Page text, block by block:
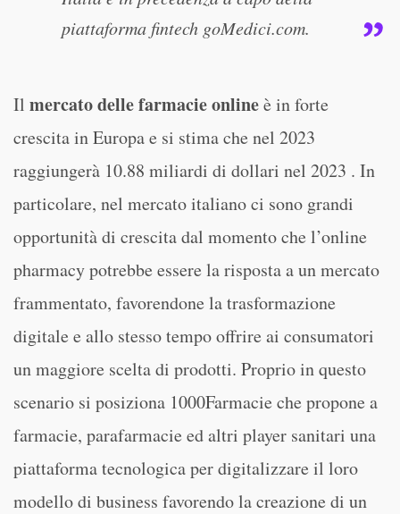
piattaforma fintech goMedici.com.
Il mercato delle farmacie onlineè in forte
crescita in Europa e si stima che nel 2023
raggiungerà 10.88 miliardi di dollari nel 2023 . In
particolare, nel mercato italiano ci sono grandi
opportunità di crescita dal momento che l’online
pharmacy potrebbe essere la risposta a un mercato
frammentato, favorendone la trasformazione
digitale e allo stesso tempo offrire ai consumatori
un maggiore scelta di prodotti. Proprio in questo
scenario si posiziona 1000Farmacie che propone a
farmacie, parafarmacie ed altri player sanitari una
piattaforma tecnologica per digitalizzare il loro
modello di business favorendo la creazione di un